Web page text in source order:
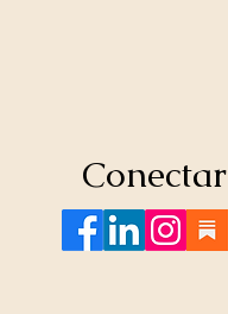
Conectar